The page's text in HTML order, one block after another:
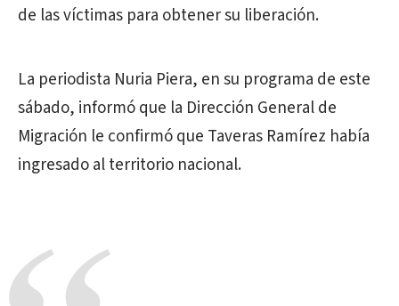
de las víctimas para obtener su liberación.
La periodista Nuria Piera, en su programa de este
sábado, informó que la Dirección General de
Migración le confirmó que Taveras Ramírez había
ingresado al territorio nacional.